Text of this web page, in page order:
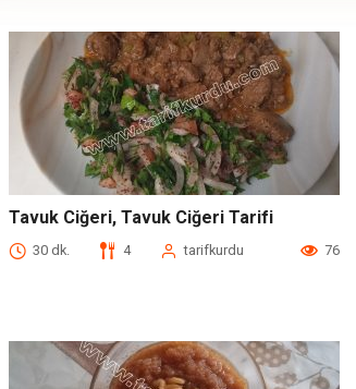
Tavuk Ciğeri, Tavuk Ciğeri Tarifi
30 dk. 4 tarifkurdu 76